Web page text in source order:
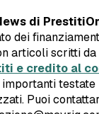
di
dei
articoli scritti da
e credito al
testate
Puoi